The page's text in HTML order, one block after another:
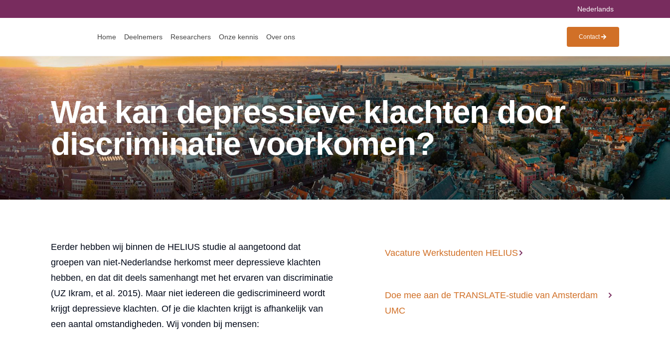
Nederlands
Home Deelnemers Researchers Onze kennis Over ons Contact
Wat kan depressieve klachten door
discriminatie voorkomen?
Eerder hebben wij binnen de HELIUS studie al aangetoond dat
groepen van niet-Nederlandse herkomst meer depressieve klachten
hebben, en dat dit deels samenhangt met het ervaren van discriminatie
(UZ Ikram, et al. 2015). Maar niet iedereen die gediscrimineerd wordt
krijgt depressieve klachten. Of je die klachten krijgt is afhankelijk van
een aantal omstandigheden. Wij vonden bij mensen:
Vacature Werkstudenten HELIUS
Doe mee aan de TRANSLATE-studie van Amsterdam
UMC